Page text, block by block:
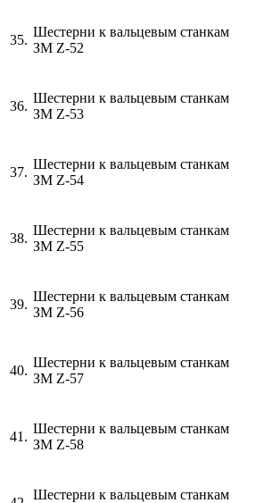
35.
Шестерни к вальцевым станкам
ЗМ Z-52
36.
Шестерни к вальцевым станкам
ЗМ Z-53
37.
Шестерни к вальцевым станкам
ЗМ Z-54
38.
Шестерни к вальцевым станкам
ЗМ Z-55
39.
Шестерни к вальцевым станкам
ЗМ Z-56
40.
Шестерни к вальцевым станкам
ЗМ Z-57
41.
Шестерни к вальцевым станкам
ЗМ Z-58
Шестерни к вальцевым станкам